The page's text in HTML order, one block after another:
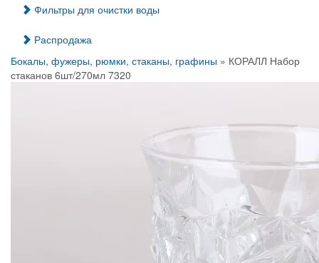
Фильтры для очистки воды
Распродажа
Бокалы, фужеры, рюмки, стаканы, графины » КОРАЛЛ Набор
стаканов 6шт/270мл 7320